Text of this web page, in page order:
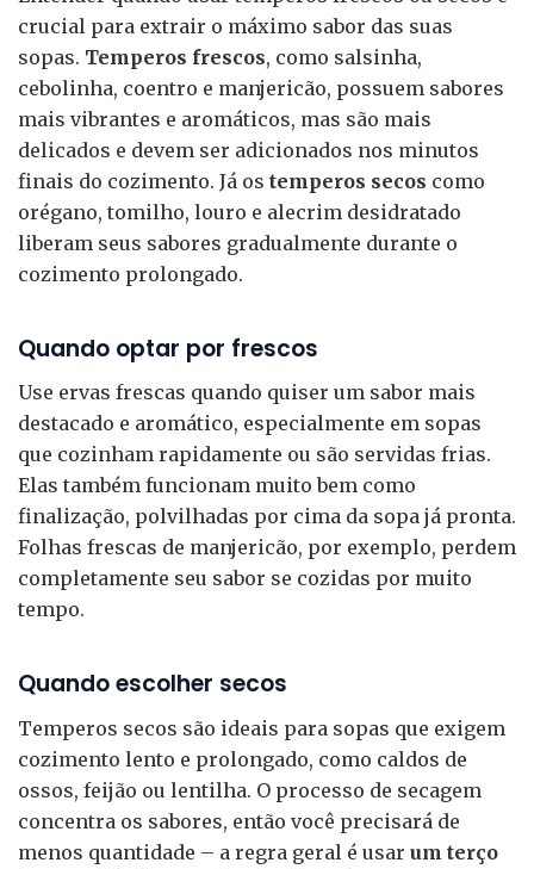
crucial para extrair o máximo sabor das suas
sopas. Temperos frescos, como salsinha,
cebolinha, coentro e manjericão, possuem sabores
mais vibrantes e aromáticos, mas são mais
delicados e devem ser adicionados nos minutos
finais do cozimento. Já os temperos secos como
orégano, tomilho, louro e alecrim desidratado
liberam seus sabores gradualmente durante o
cozimento prolongado.
Quando optar por frescos
Use ervas frescas quando quiser um sabor mais
destacado e aromático, especialmente em sopas
que cozinham rapidamente ou são servidas frias.
Elas também funcionam muito bem como
finalização, polvilhadas por cima da sopa já pronta.
Folhas frescas de manjericão, por exemplo, perdem
completamente seu sabor se cozidas por muito
tempo.
Quando escolher secos
Temperos secos são ideais para sopas que exigem
cozimento lento e prolongado, como caldos de
ossos, feijão ou lentilha. O processo de secagem
concentra os sabores, então você precisará de
menos quantidade – a regra geral é usar um terço